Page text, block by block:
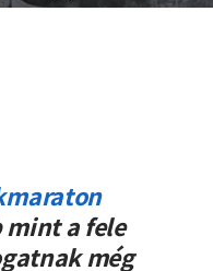
punk –
a fele
még